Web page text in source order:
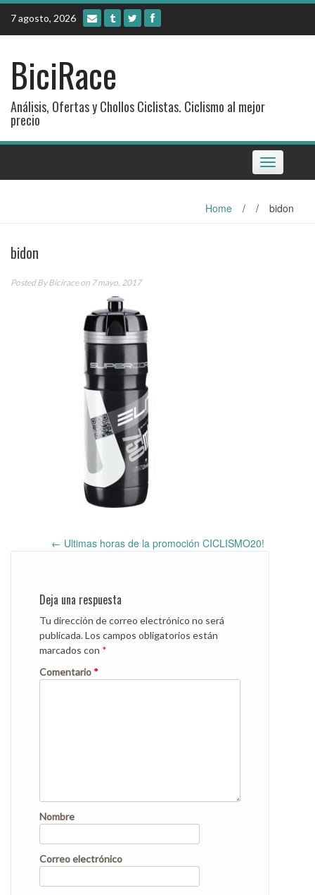
Skip
content
7 agosto, 2026
BiciRace
Análisis, Ofertas y Chollos Ciclistas. Ciclismo al mejor
precio
Toggle
navigation
Home / / bidon
bidon
Posted ByBiciraceon 7 mayo, 2017
Post
← Ultimas horas de la promoción CICLISMO20!
Deja una respuesta
Tu dirección de correo electrónico no será
publicada.Los campos obligatorios están
marcados con *
Comentario *
Nombre
Correo electrónico